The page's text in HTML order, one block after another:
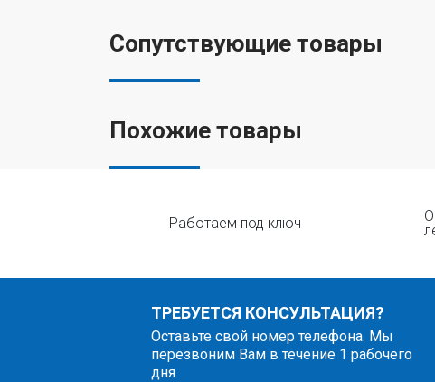
Сопутствующие товары
Похожие товары
Работаем под ключ
ТРЕБУЕТСЯ КОНСУЛЬТАЦИЯ?
Оставьте свой номер телефона. Мы
перезвоним Вам в течение 1 рабочего
дня